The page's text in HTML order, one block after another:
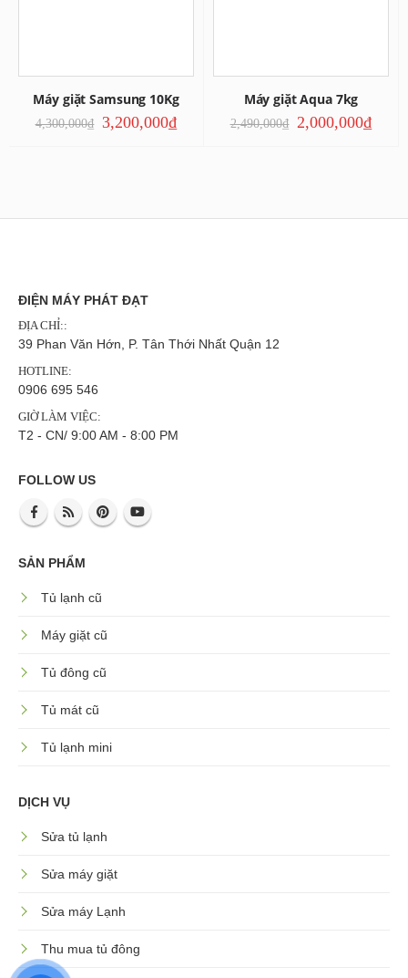
Máy giặt Samsung 10Kg
4,300,000₫ 3,200,000₫
Máy giặt Aqua 7kg
2,490,000₫ 2,000,000₫
ĐIỆN MÁY PHÁT ĐẠT
ĐỊA CHỈ::
39 Phan Văn Hớn, P. Tân Thới Nhất Quận 12
HOTLINE:
0906 695 546
GIỜ LÀM VIỆC:
T2 - CN/ 9:00 AM - 8:00 PM
FOLLOW US
SẢN PHẨM
Tủ lạnh cũ
Máy giặt cũ
Tủ đông cũ
Tủ mát cũ
Tủ lạnh mini
DỊCH VỤ
Sửa tủ lạnh
Sửa máy giặt
Sửa máy Lạnh
Thu mua tủ đông